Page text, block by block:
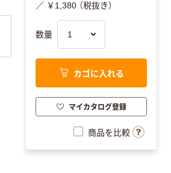
／ ￥1,380 （税抜き）
数量
カゴに入れる
マイカタログ登録
商品を比較